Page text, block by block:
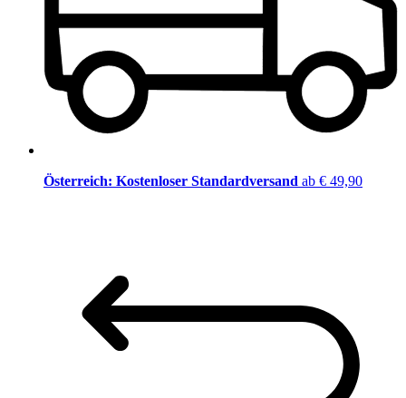
Österreich: Kostenloser Standardversand ab € 49,90